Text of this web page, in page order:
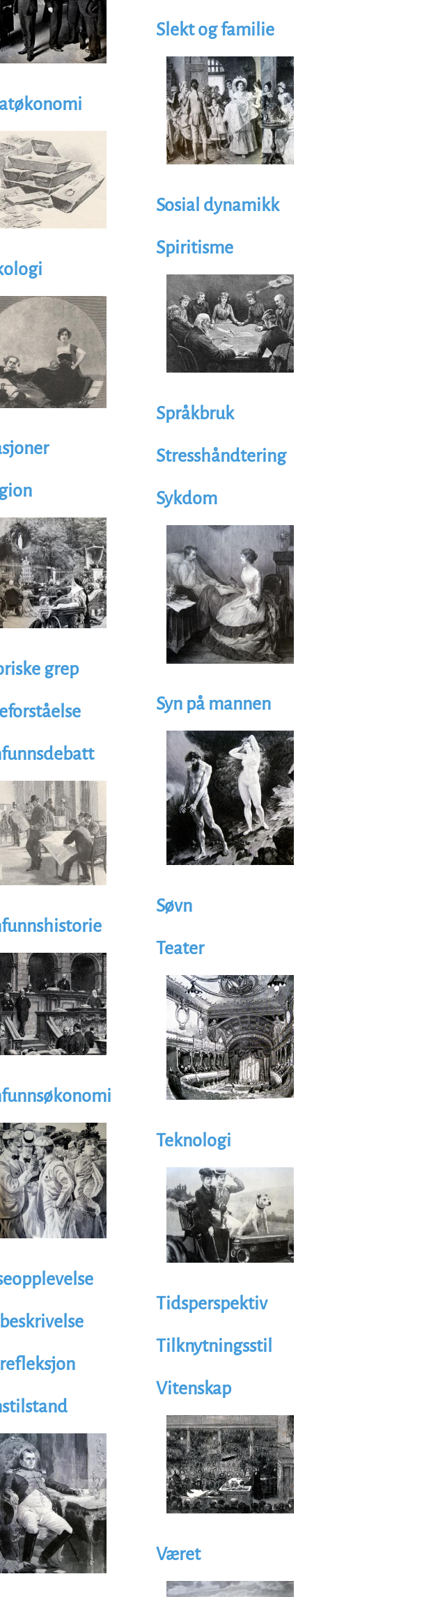
grep
Slekt og familie
Illustrasjon
Image
Sosial dynamikk
Spiritisme
Illustrasjon
Image
Språkbruk
Stresshåndtering
Sykdom
Illustrasjon
Image
Syn på mannen
Illustrasjon
Image
Søvn
Teater
Illustrasjon
Image
Teknologi
Illustrasjon
Image
Tidsperspektiv
Tilknytningsstil
Vitenskap
Illustrasjon
Image
Været
Illustrasjon
Image